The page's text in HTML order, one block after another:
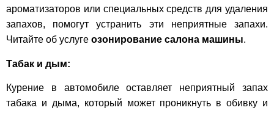
ароматизаторов или специальных средств для удаления
запахов, помогут устранить эти неприятные запахи.
Читайте об услуге озонирование салона машины.
Табак и дым:
Курение в автомобиле оставляет неприятный запах
табака и дыма, который может проникнуть в обивку и